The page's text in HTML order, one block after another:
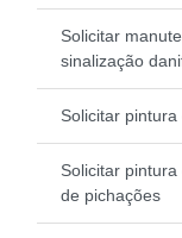
Solicitar
sinalização
Solicitar
Solicitar
de pichações